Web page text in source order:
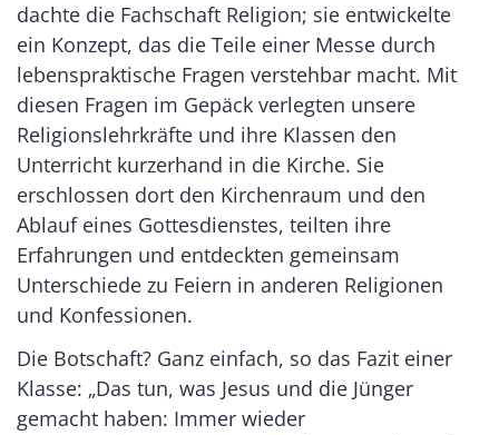
dachte die Fachschaft Religion; sie entwickelte
ein Konzept, das die Teile einer Messe durch
lebenspraktische Fragen verstehbar macht. Mit
diesen Fragen im Gepäck verlegten unsere
Religionslehrkräfte und ihre Klassen den
Unterricht kurzerhand in die Kirche. Sie
erschlossen dort den Kirchenraum und den
Ablauf eines Gottesdienstes, teilten ihre
Erfahrungen und entdeckten gemeinsam
Unterschiede zu Feiern in anderen Religionen
und Konfessionen.
Die Botschaft? Ganz einfach, so das Fazit einer
Klasse: „Das tun, was Jesus und die Jünger
gemacht haben: Immer wieder